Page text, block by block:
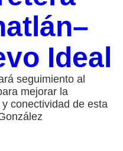
Ideal
seguimiento al
mejorar la
conectividad de esta